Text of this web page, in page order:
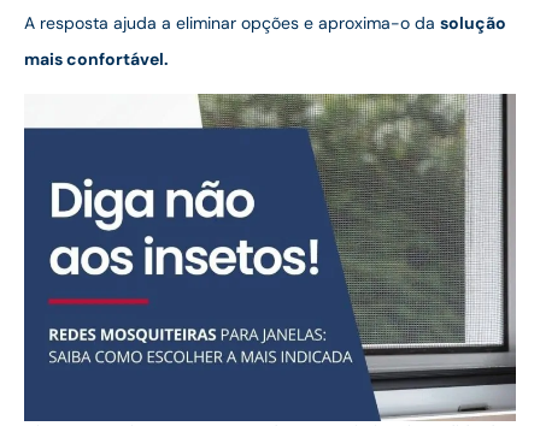
A resposta ajuda a eliminar opções e aproxima-o da solução
mais confortável.